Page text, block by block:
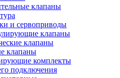
клапаны
и сервоприводы
клапаны
клапаны
клапаны
комплекты
подключения